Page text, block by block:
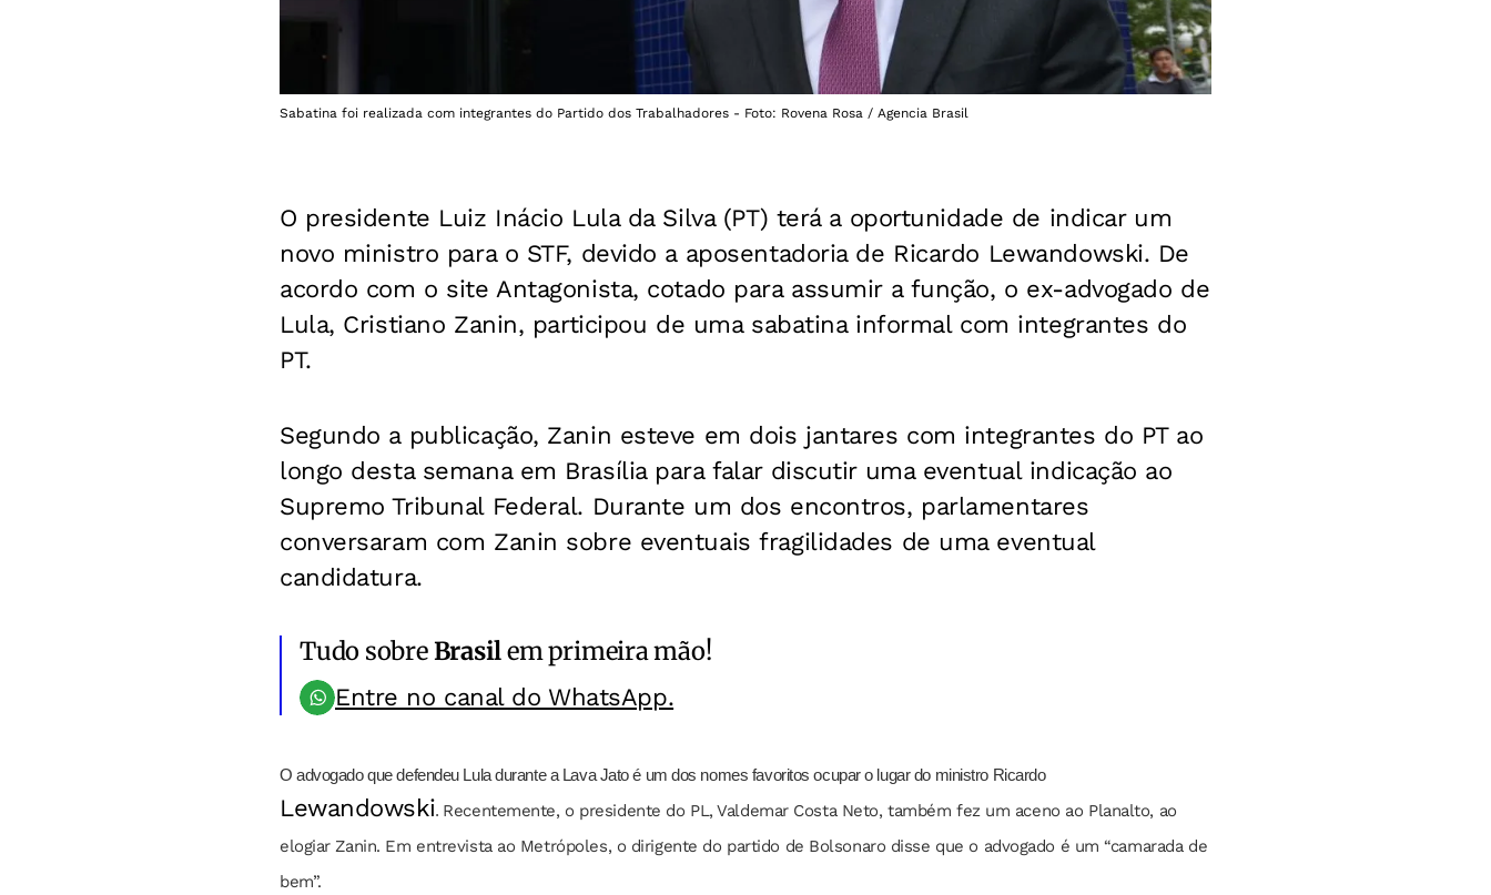
Sabatina foi realizada com integrantes do Partido dos Trabalhadores - Foto: Rovena Rosa / Agencia Brasil
O presidente Luiz Inácio Lula da Silva (PT) terá a oportunidade de indicar um
novo ministro para o STF, devido a aposentadoria de Ricardo Lewandowski. De
acordo com o site Antagonista, cotado para assumir a função, o ex-advogado de
Lula, Cristiano Zanin, participou de uma sabatina informal com integrantes do
PT.
Segundo a publicação, Zanin esteve em dois jantares com integrantes do PT ao
longo desta semana em Brasília para falar discutir uma eventual indicação ao
Supremo Tribunal Federal. Durante um dos encontros, parlamentares
conversaram com Zanin sobre eventuais fragilidades de uma eventual
candidatura.
Tudo sobreBrasilem primeira mão!
Entre no canal do WhatsApp.
O advogado que defendeu Lula durante a Lava Jato é um dos nomes favoritos ocupar o lugar do ministro Ricardo
Lewandowski. Recentemente, o presidente do PL, Valdemar Costa Neto, também fez um aceno ao Planalto, ao
elogiar Zanin. Em entrevista ao Metrópoles, o dirigente do partido de Bolsonaro disse que o advogado é um “camarada de
bem”.